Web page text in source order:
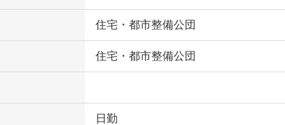
住宅・都市整備公団
住宅・都市整備公団
日勤